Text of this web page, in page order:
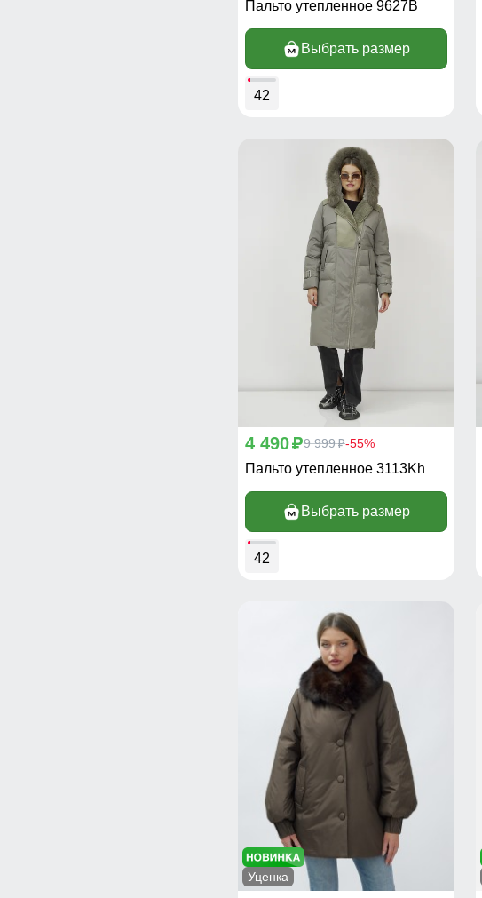
Пальто утепленное 9627B
Выбрать размер
42
4 490p9 999p-55%
Пальто утепленное 3113Kh
Выбрать размер
42
Уценка